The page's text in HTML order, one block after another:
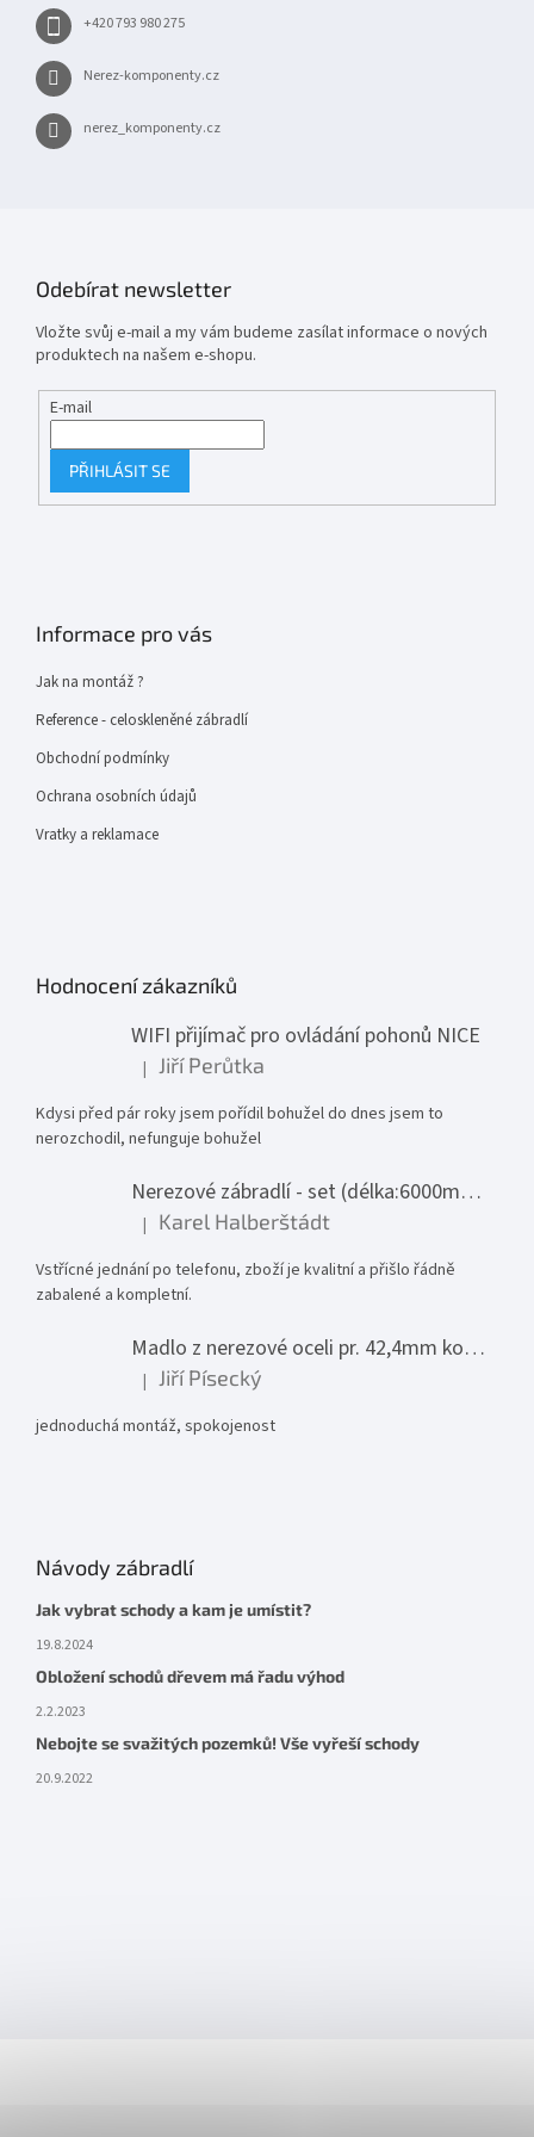
+420 793 980 275
Nerez-komponenty.cz
nerez_komponenty.cz
Odebírat newsletter
Vložte svůj e-mail a my vám budeme zasílat informace o nových
produktech na našem e-shopu.
E-mail
PŘIHLÁSIT SE
Informace pro vás
Jak na montáž ?
Reference - celoskleněné zábradlí
Obchodní podmínky
Ochrana osobních údajů
Vratky a reklamace
Hodnocení zákazníků
WIFI přijímač pro ovládání pohonů NICE
Hodnocení produktu je 1 z 5 hvězdiček.
| Jiří Perůtka
Kdysi před pár roky jsem pořídil bohužel do dnes jsem to
nerozchodil, nefunguje bohužel
Nerezové zábradlí - set (délka:6000mm x výška:1000mm)
Hodnocení produktu je 5 z 5 hvězdiček.
| Karel Halberštádt
Vstřícné jednání po telefonu, zboží je kvalitní a přišlo řádně
zabalené a kompletní.
Madlo z nerezové oceli pr. 42,4mm komplet - model 0116 - 3000mm
Hodnocení produktu je 5 z 5 hvězdiček.
| Jiří Písecký
jednoduchá montáž, spokojenost
Návody zábradlí
Jak vybrat schody a kam je umístit?
19.8.2024
Obložení schodů dřevem má řadu výhod
2.2.2023
Nebojte se svažitých pozemků! Vše vyřeší schody
20.9.2022